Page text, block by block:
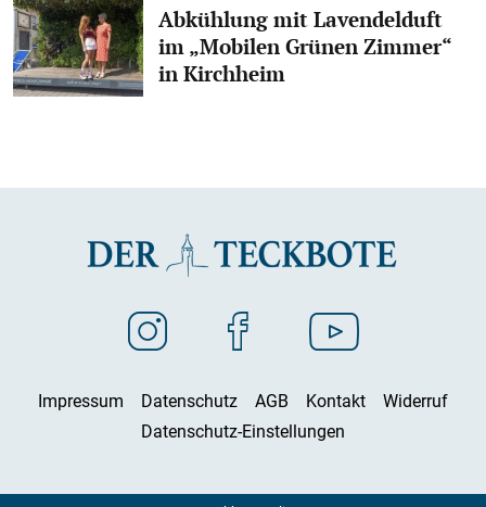
Abkühlung mit Lavendelduft
im „Mobilen Grünen Zimmer“
in Kirchheim
Impressum Datenschutz AGB Kontakt
Widerruf
Datenschutz-Einstellungen